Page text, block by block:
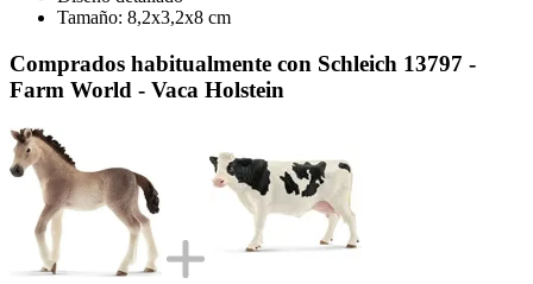
Tamaño: 8,2x3,2x8 cm
Comprados habitualmente con Schleich 13797 -
Farm World - Vaca Holstein